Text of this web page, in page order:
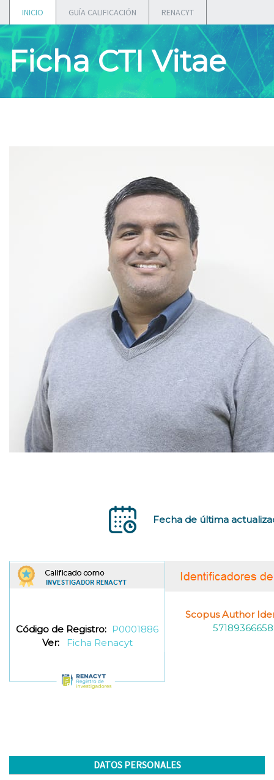
INICIO GUÍA CALIFICACIÓN RENACYT
Ficha CTI Vitae
Fecha de última
Código de Registro: P0001886
Ver:
Ficha Renacyt
Scopus Author
57189366658
DATOS PERSONALES